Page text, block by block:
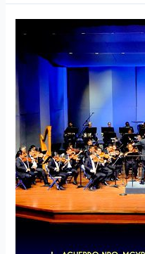
REGLAMENTO
PARA
REGULAR
EL
REGLAMENTO
DE
DESIGNACIÓN
DE
DIRECTORES/AS
EJECUTIVOS/AS
TITULARES